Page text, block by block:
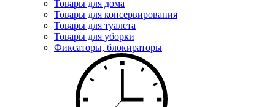
Товары для дома
Товары для консервирования
Товары для туалета
Товары для уборки
Фиксаторы, блокираторы